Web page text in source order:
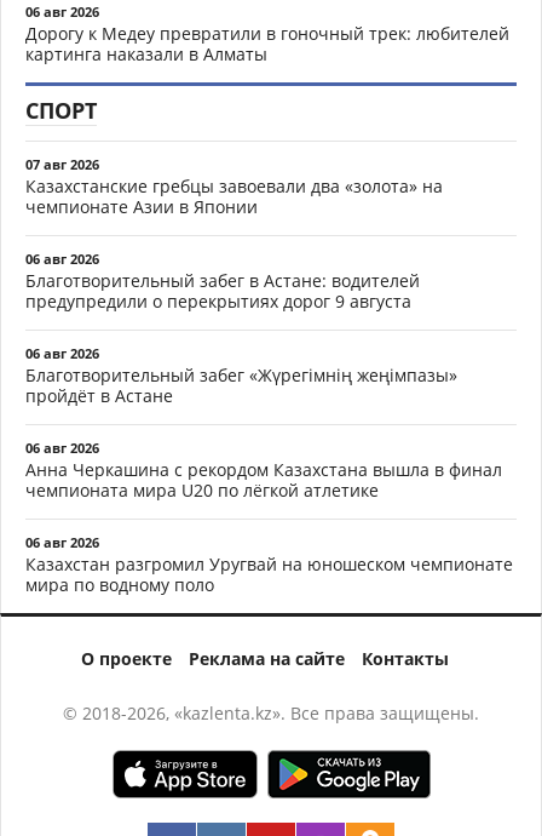
06 авг 2026
Дорогу к Медеу превратили в гоночный трек: любителей
картинга наказали в Алматы
СПОРТ
07 авг 2026
Казахстанские гребцы завоевали два «золота» на
чемпионате Азии в Японии
06 авг 2026
Благотворительный забег в Астане: водителей
предупредили о перекрытиях дорог 9 августа
06 авг 2026
Благотворительный забег «Жүрегімнің жеңімпазы»
пройдёт в Астане
06 авг 2026
Анна Черкашина с рекордом Казахстана вышла в финал
чемпионата мира U20 по лёгкой атлетике
06 авг 2026
Казахстан разгромил Уругвай на юношеском чемпионате
мира по водному поло
О проекте Реклама на сайте Контакты
© 2018-2026, «kazlenta.kz». Все права защищены.